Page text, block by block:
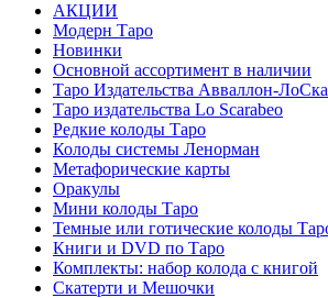
АКЦИИ
Модерн Таро
Новинки
Основной ассортимент в наличии
Таро Издательства Авваллон-
Таро издательства Lo Scarabeo
Редкие колоды Таро
Колоды системы Ленорман
Метафорические карты
Оракулы
Мини колоды Таро
Темные или готические колоды
Книги и DVD по Таро
Комплекты: набор колода с книгой
Скатерти и Мешочки